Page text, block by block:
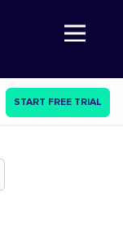
Abre a navegação
START FREE TRIAL